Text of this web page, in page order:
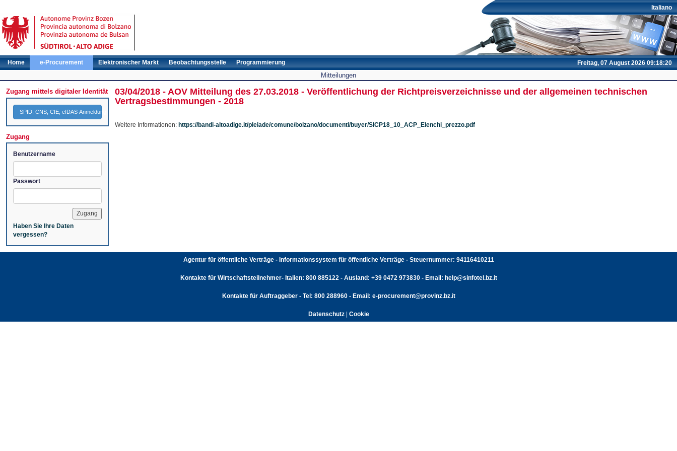
Italiano
Freitag, 07 August 2026 09:18:20
Home e-Procurement Elektronischer Markt Beobachtungsstelle Programmierung
Mitteilungen
Zugang mittels digitaler Identität
SPID, CNS, CIE, eIDAS Anmeldung
Zugang
Benutzername
Passwort
Haben Sie Ihre Daten
vergessen?
03/04/2018 - AOV Mitteilung des 27.03.2018 - Veröffentlichung der Richtpreisverzeichnisse und der allgemeinen technischen
Vertragsbestimmungen - 2018
Weitere Informationen: https://bandi-altoadige.it/pleiade/comune/bolzano/documenti/buyer/SICP18_10_ACP_Elenchi_prezzo.pdf
Agentur für öffentliche Verträge - Informationssystem für öffentliche Verträge - Steuernummer: 94116410211
Kontakte für Wirtschaftsteilnehmer- Italien: 800 885122 - Ausland: +39 0472 973830 - Email: help@sinfotel.bz.it
Kontakte für Auftraggeber - Tel: 800 288960 - Email: e-procurement@provinz.bz.it
Datenschutz| Cookie